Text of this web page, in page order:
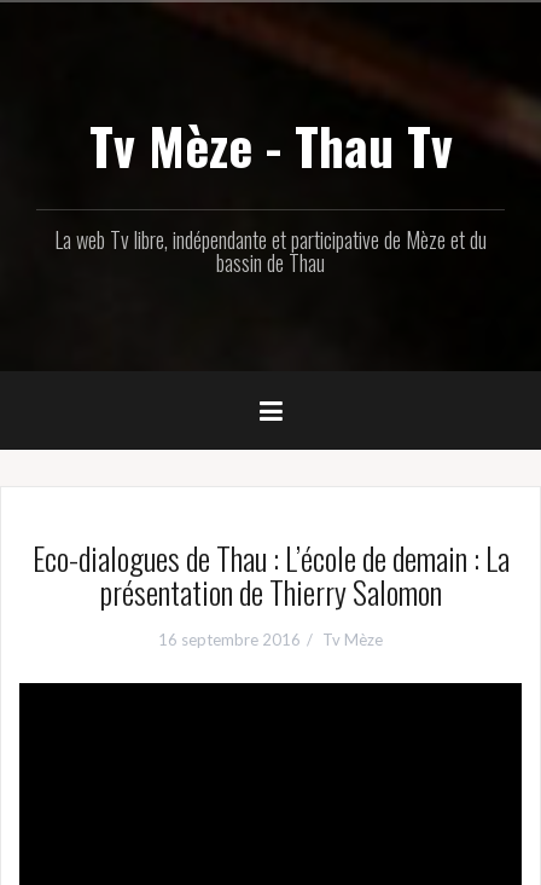
Tv Mèze - Thau Tv
La web Tv libre, indépendante et participative de Mèze et du
bassin de Thau
Eco-dialogues de Thau : L’école de demain : La
présentation de Thierry Salomon
16 septembre 2016 Tv Mèze